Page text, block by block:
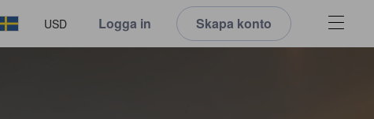
USD Logga in Skapa konto